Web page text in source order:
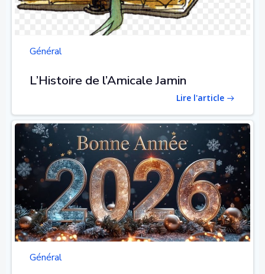
Général
L’Histoire de l’Amicale Jamin
Lire l'article
Général